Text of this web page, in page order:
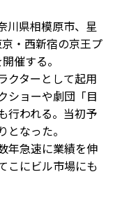
川県相模原市、星
・西新宿の京王プ
催する。
クターとして起用
ショーや劇団「目
行われる。当初予
なった。
年急速に業績を伸
こにビル市場にも